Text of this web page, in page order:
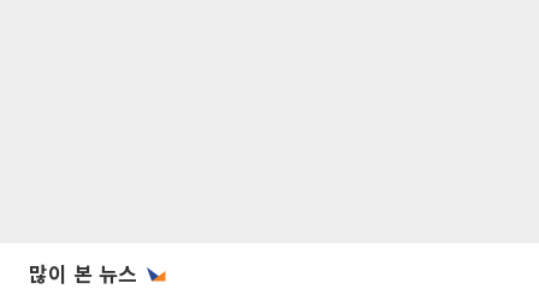
많이 본 뉴스